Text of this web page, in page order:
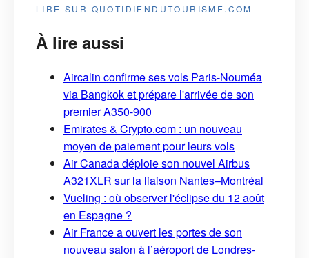
LIRE SUR QUOTIDIENDUTOURISME.COM
À lire aussi
Aircalin confirme ses vols Paris-Nouméa
via Bangkok et prépare l'arrivée de son
premier A350-900
Emirates & Crypto.com : un nouveau
moyen de paiement pour leurs vols
Air Canada déploie son nouvel Airbus
A321XLR sur la liaison Nantes–Montréal
Vueling : où observer l'éclipse du 12 août
en Espagne ?
Air France a ouvert les portes de son
nouveau salon à l’aéroport de Londres-